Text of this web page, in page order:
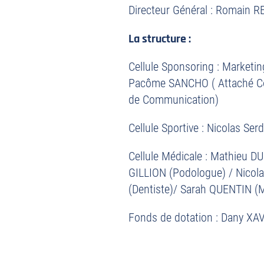
Directeur Général : Romain
La structure :
Cellule Sponsoring :
Pacôme SANCHO ( Attaché
de Communication)
Cellule Sportive : Nicolas
Cellule Médicale : Mathieu
GILLION (Podologue) /
(Dentiste)/ Sarah QUENTIN
Fonds de dotation : Dany